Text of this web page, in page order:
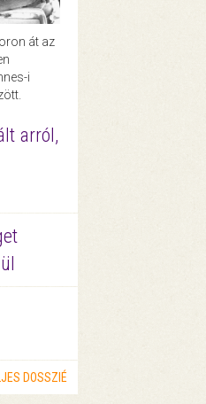
át az
i
arról,
DOSSZIÉ